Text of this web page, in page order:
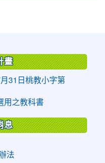
畫
31日桃教小字第
用之教科書
息
法